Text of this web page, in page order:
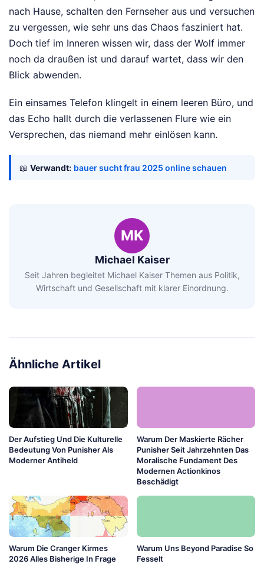
nach Hause, schalten den Fernseher aus und versuchen
zu vergessen, wie sehr uns das Chaos fasziniert hat.
Doch tief im Inneren wissen wir, dass der Wolf immer
noch da draußen ist und darauf wartet, dass wir den
Blick abwenden.
Ein einsames Telefon klingelt in einem leeren Büro, und
das Echo hallt durch die verlassenen Flure wie ein
Versprechen, das niemand mehr einlösen kann.
📖 Verwandt: bauer sucht frau 2025 online schauen
MK
Michael Kaiser
Seit Jahren begleitet Michael Kaiser Themen aus Politik,
Wirtschaft und Gesellschaft mit klarer Einordnung.
Ähnliche Artikel
Der Aufstieg Und Die Kulturelle
Bedeutung Von Punisher Als
Moderner Antiheld
Warum Der Maskierte Rächer
Punisher Seit Jahrzehnten Das
Moralische Fundament Des
Modernen Actionkinos
Beschädigt
Warum Die Cranger Kirmes
2026 Alles Bisherige In Frage
Warum Uns Beyond Paradise So
Fesselt